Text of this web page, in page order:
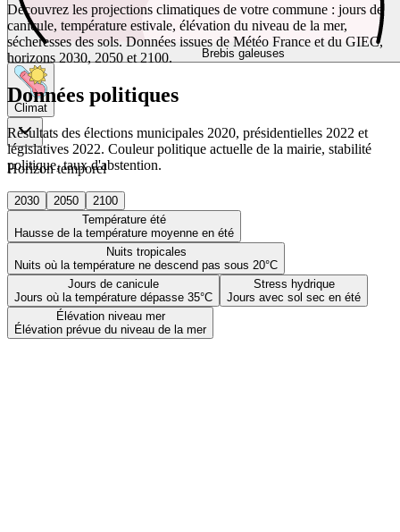
Brebis galeuses
Climat
Horizon temporel
2030 2050
2100
Température été
Hausse de la température moyenne en été
Nuits tropicales
Nuits où la température ne descend pas sous 20°C
Jours de canicule
Jours où la température dépasse 35°C
Stress hydrique
Jours avec sol sec en été
Élévation niveau mer
Élévation prévue du niveau de la mer
Découvrez les projections climatiques de votre commune : jours de
canicule, température estivale, élévation du niveau de la mer,
sécheresses des sols. Données issues de Météo France et du GIEC,
horizons 2030, 2050 et 2100.
Données politiques
Résultats des élections municipales 2020, présidentielles 2022 et
législatives 2022. Couleur politique actuelle de la mairie, stabilité
politique, taux d'abstention.